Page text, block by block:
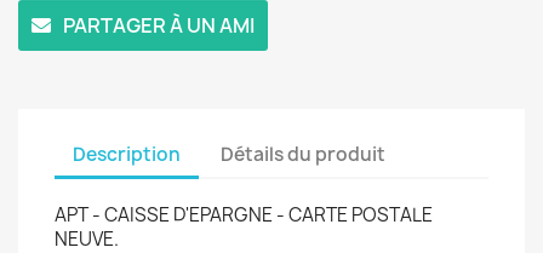
PARTAGER À UN AMI
Description Détails du produit
APT - CAISSE D'EPARGNE - CARTE POSTALE
NEUVE.